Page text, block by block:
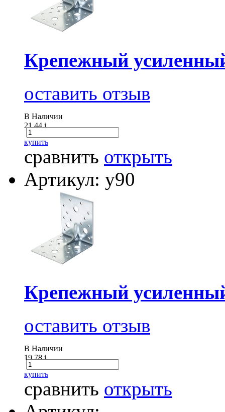
Крепежный
оставить отзыв
В Наличии
21.44i
купить
сравнить открыть
Артикул: у90
Крепежный
оставить отзыв
В Наличии
19.78i
купить
сравнить открыть